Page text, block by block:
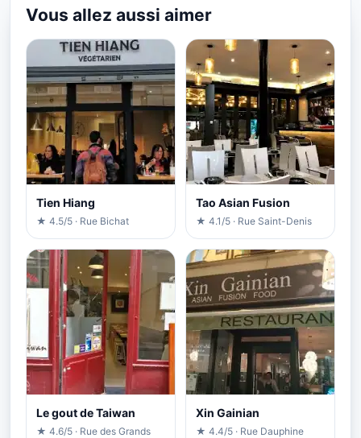
Vous allez aussi aimer
Tien Hiang
★ 4.5/5 · Rue Bichat
Tao Asian Fusion
★ 4.1/5 · Rue Saint-Denis
Le gout de Taiwan
★ 4.6/5 · Rue des Grands
Xin Gainian
★ 4.4/5 · Rue Dauphine